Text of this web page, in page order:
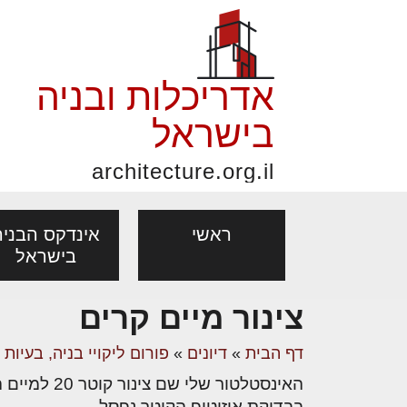
אדריכלות ובניה
בישראל
architecture.org.il
ראשי
אינדקס
בישראל
מקצועות
אדריכלים -
אדריכלות: פרוגרמות,
מחקר ועיון
נדל"ן:
ועסקאות
פורום אדריכלות, תכנון
ובניה
יעוץ מקצועי לבונים, למשפצים
צינור מיים קרים
דף הבית » דיונים » פורום ליקויי בניה,
האינסטלטור שלי שם צינור קוטר 20 למיים הקרים.